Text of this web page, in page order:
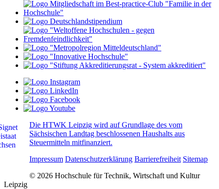
Die HTWK Leipzig wird auf Grundlage des vom
Sächsischen Landtag beschlossenen Haushalts aus
Steuermitteln mitfinanziert.
Impressum Datenschutzerklärung Barrierefreiheit Sitemap
© 2026 Hochschule für Technik, Wirtschaft und Kultur
Leipzig